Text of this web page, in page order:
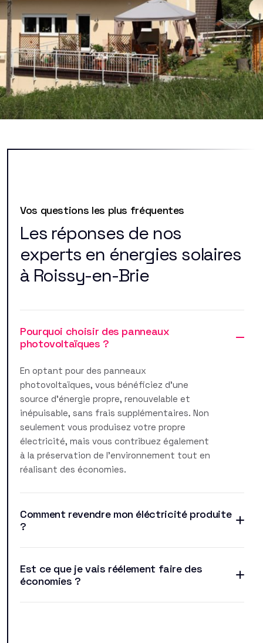
Vos questions les plus fréquentes
Les réponses de nos
experts en énergies solaires
à Roissy-en-Brie
Pourquoi choisir des panneaux
photovoltaïques ?
En optant pour des panneaux
photovoltaïques, vous bénéficiez d'une
source d'énergie propre, renouvelable et
inépuisable, sans frais supplémentaires. Non
seulement vous produisez votre propre
électricité, mais vous contribuez également
à la préservation de l'environnement tout en
réalisant des économies.
Comment revendre mon éléctricité produite
?
Est ce que je vais réélement faire des
économies ?